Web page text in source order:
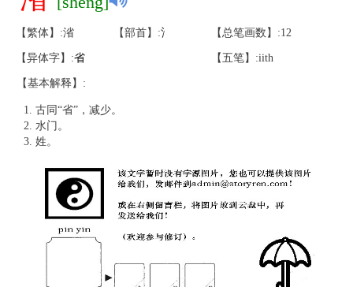
【繁体】:渻 【部首】:氵 【总笔画数】:12
【异体字】:省 【五笔】:iith
【基本解释】:
古同“省”，减少。
水门。
姓。